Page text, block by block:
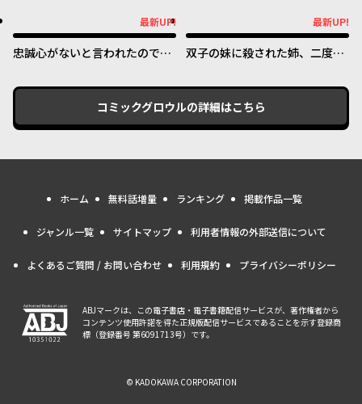
と、負けヒロインどもこっち見
んな。
最新UP!
忠誠心がないと言われたので婚
最新UP!
双子の妹に殺された姉、二度目
フルベットします！
コミックグロウルの詳細はこちら
ホーム 無料話増量 ランキング 掲載作品一覧
ジャンル一覧 サイトマップ 利用者情報の外部送信について
よくあるご質問 / お問い合わせ 利用規約 プライバシーポリシー
ABJマークは、この電子書店・電子書籍配信サービスが、著作権者から
コンテンツ使用許諾を得た正規版配信サービスであることを示す登録商
標（登録番号 第6091713号）です。
© KADOKAWA CORPORATION